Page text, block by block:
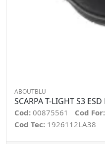
ABOUTBLU
SCARPA T-LIGHT S3
Cod: 00875561 Cod For:
Cod Tec: 1926112LA38